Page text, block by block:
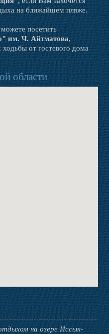
на ближайшем пляже.
посетить
им. Ч. Айтматова,
от гостевого дома
области
на озере Иссык-